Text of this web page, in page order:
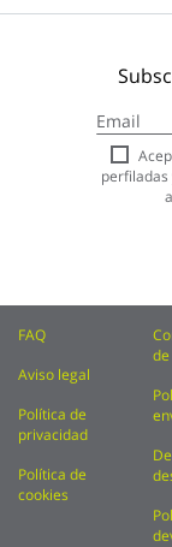
a
nuestro
boletín
de
perfiladas
FAQ
Aviso legal
Política de
privacidad
Política de
cookies